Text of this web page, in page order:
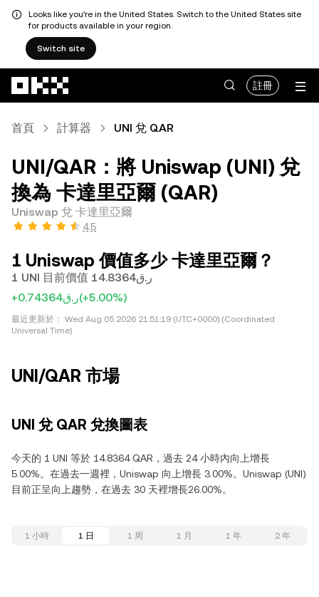
Looks like you're in the United States. Switch to the United States site
for products available in your region.
Switch site
註冊
首頁 計算器 UNI 兌 QAR
UNI/QAR：將 Uniswap (UNI) 兌
換為 卡達里亞爾 (QAR)
Uniswap 兌 卡達里亞爾
4.5
1 Uniswap 價值多少 卡達里亞爾？
1 UNI 目前價值 ر.ق14.8364
+ر.ق0.74364(+5.00%)
最近更新於： Wed Aug 05 2026 21:51:19 (UTC+0000) (Coordinated
Universal Time)
UNI/QAR 市場
UNI 兌 QAR 兌換圖表
今天的 1 UNI 等於 14.8364 QAR，過去 24 小時內向上增長
5.00%。在過去一週裡，Uniswap 向上增長 3.00%。Uniswap (UNI)
目前正呈向上趨勢，在過去 30 天裡增長26.00%。
1 小時 1 日 1 周 1 月 1 年 2 年